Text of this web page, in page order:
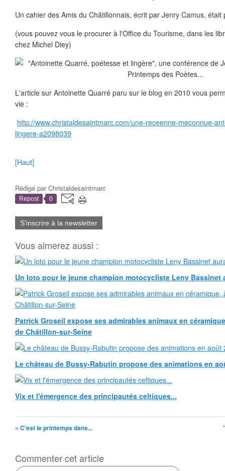
Un cahier des Amis du Châtillonnais, écrit par Jenry Camus,
(vous pouvez vous le procurer à l'Office du Tourisme, dans les
chez Michel Diey)
L'article sur Antoinette Quarré paru sur le blog en 2010 vous
vie :
http://www.christaldesaintmarc.com/une-receenne-meconnue-
lingere-a2098039
[Haut]
Rédigé parChristaldesaintmarc
Repost 0
S'inscrire à la newsletter
Vous aimerez aussi :
Un loto pour le jeune champion motocycliste Leny Bassinet
Patrick Groseil expose ses admirables animaux en
de Châtillon-sur-Seine
Le château de Bussy-Rabutin propose des animations en
Vix et l'émergence des principautés celtiques...
« C'est le printemps dans...
Commenter cet article